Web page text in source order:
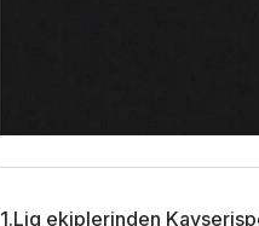
1.Lig ekiplerinden